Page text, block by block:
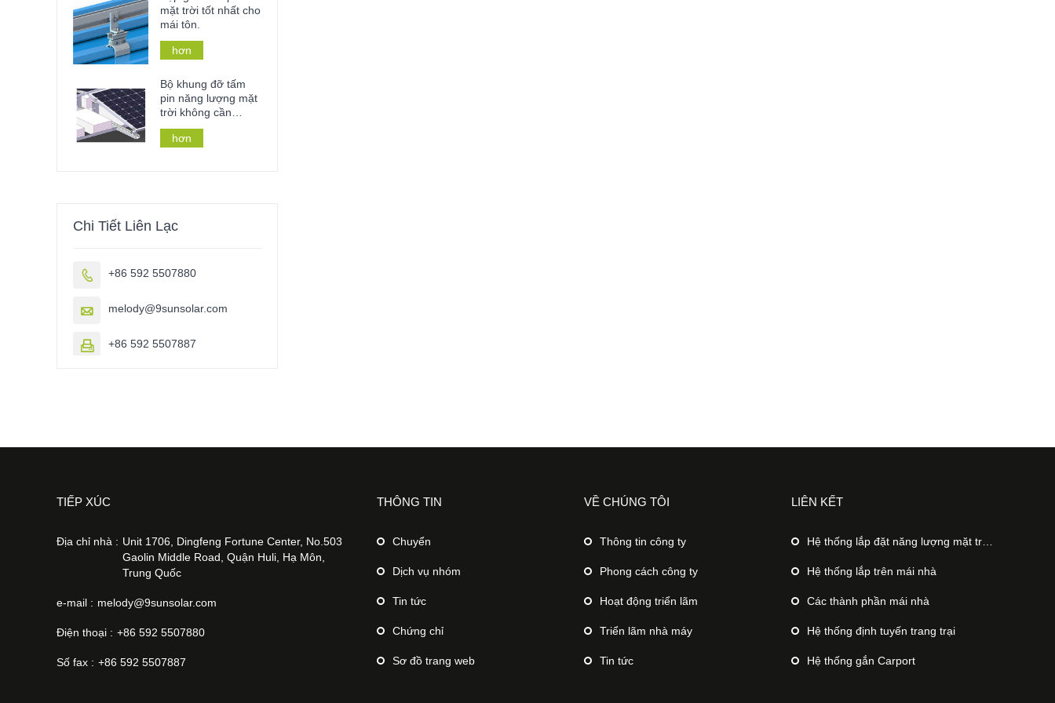
mặt trời tốt nhất cho
mái tôn.
hơn
Bộ khung đỡ tấm
pin năng lượng mặt
trời không cần
khoan xuyên mái
nhà, mái lợp bằng
hơn
Chi Tiết Liên Lạc
 +86 592 5507880
 melody@9sunsolar.com
 +86 592 5507887
TIẾP XÚC
Địa chỉ nhà : Unit 1706, Dingfeng Fortune Center, No.503
Gaolin Middle Road, Quận Huli, Hạ Môn,
Trung Quốc
e-mail : melody@9sunsolar.com
Điện thoại : +86 592 5507880
Số fax : +86 592 5507887
THÔNG TIN
Chuyển
Dịch vụ nhóm
Tin tức
Chứng chỉ
Sơ đồ trang web
VỀ CHÚNG TÔI
Thông tin công ty
Phong cách công ty
Hoạt động triển lãm
Triển lãm nhà máy
Tin tức
LIÊN KẾT
Hệ thống lắp đặt năng lượng mặt trời trên mặt đất
Hệ thống lắp trên mái nhà
Các thành phần mái nhà
Hệ thống định tuyến trang trại
Hệ thống gắn Carport